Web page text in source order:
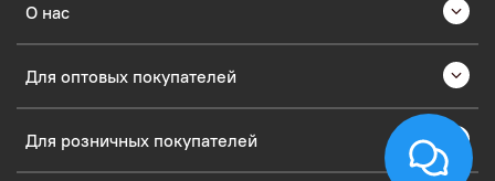
О нас
Для оптовых покупателей
Для розничных покупателей